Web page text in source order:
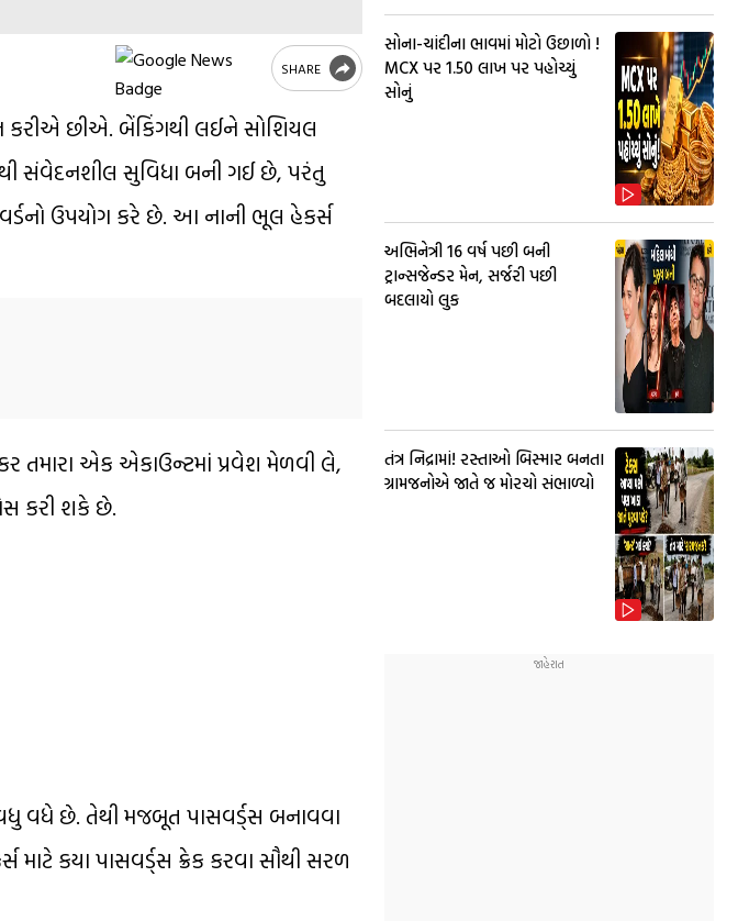
SHARE
છીએ. બેંકિંગથી લઈને સોશિયલ
સંવેદનશીલ સુવિધા બની ગઈ છે, પરંતુ
ઉપયોગ કરે છે. આ નાની ભૂલ હેકર્સ
તમારા એક એકાઉન્ટમાં પ્રવેશ મેળવી લે,
કરી શકે છે.
વધે છે. તેથી મજબૂત પાસવર્ડ્સ બનાવવા
કયા પાસવર્ડ્સ ક્રેક કરવા સૌથી સરળ
સોના-ચાંદીના ભાવમાં મોટો ઉછાળો !
MCX પર ₹1.50 લાખ પર પહોચ્યું
સોનું
અભિનેત્રી 16 વર્ષ પછી બની
ટ્રાન્સજેન્ડર મેન, સર્જરી પછી
બદલાયો લુક
તંત્ર નિદ્રામાં! રસ્તાઓ બિસ્માર બનતા
ગ્રામજનોએ જાતે જ મોરચો સંભાળ્યો